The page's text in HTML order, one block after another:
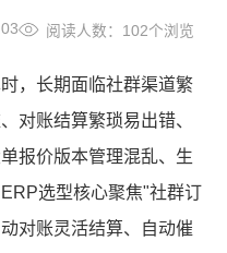
阅读人数：102个浏览
，长期面临社群渠道繁
对账结算繁琐易出错、
报价版本管理混乱、生
选型核心聚焦"社群订
对账灵活结算、自动催